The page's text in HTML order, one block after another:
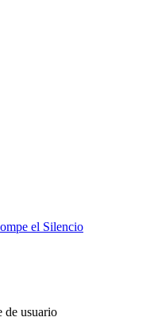
el Silencio
de usuario